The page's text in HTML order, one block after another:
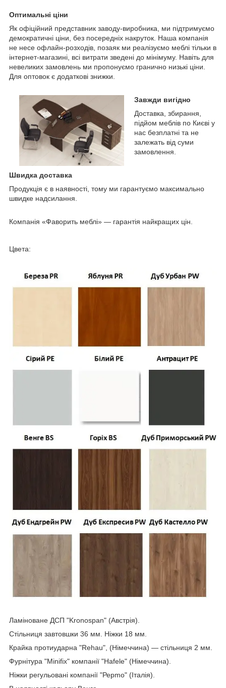
Оптимальні ціни
Як офіційний представник заводу-виробника, ми підтримуємо
демократичні ціни, без посередніх накруток. Наша компанія
не несе офлайн-розходів, позаяк ми реалізуємо меблі тільки в
інтернет-магазині, всі витрати зведені до мінімуму. Навіть для
невеликих замовлень ми пропонуємо гранично низькі ціни.
Для оптовок є додаткові знижки.
Завжди вигідно
Доставка, збирання,
підйом меблів по Києві у
нас безплатні та не
залежать від суми
замовлення.
Швидка доставка
Продукція є в наявності, тому ми гарантуємо максимально
швидке надсилання.
Компанія «Фаворить меблі» — гарантія найкращих цін.
Цвета:
Ламіноване ДСП "Kronospan" (Австрія).
Стільниця завтовшки 36 мм. Ніжки 18 мм.
Крайка протиударна "Rehau", (Німеччина) — стільниця 2 мм.
Фурнітура "Minifix" компанії "Hafele" (Німеччина).
Ніжки регульовані компанії "Рерmo" (Італія).